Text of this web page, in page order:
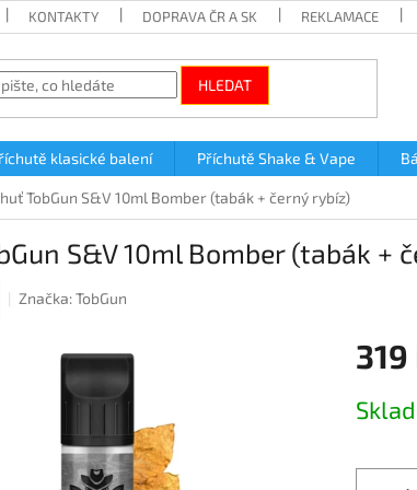
KONTAKTY DOPRAVA ČR A SK REKLAMACE
HLEDAT
klasické balení Příchutě Shake & Vape
TobGun S&V 10ml Bomber (tabák + černý rybíz)
S&V 10ml Bomber (tabák +
Značka:TobGun
319
cena: